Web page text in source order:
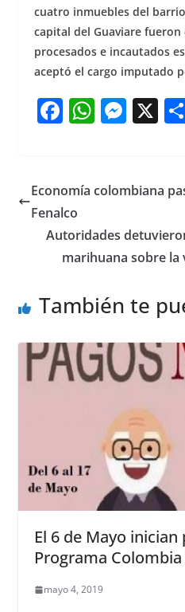
cuatro inmuebles del
capital del Guaviare
procesados e incautados
aceptó el cargo imputado
F
e
b
o
o
W
s
p
p
M
e
g
er
X
Economía colombiana
Fenalco
Autoridades
marihuana sobre la
También te
El 6 de Mayo inician
Programa
mayo 4, 2019